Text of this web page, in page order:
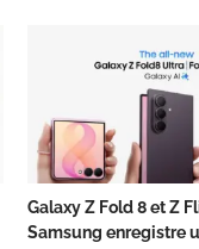
Galaxy Z Fold 8 et Z
Samsung enregistre